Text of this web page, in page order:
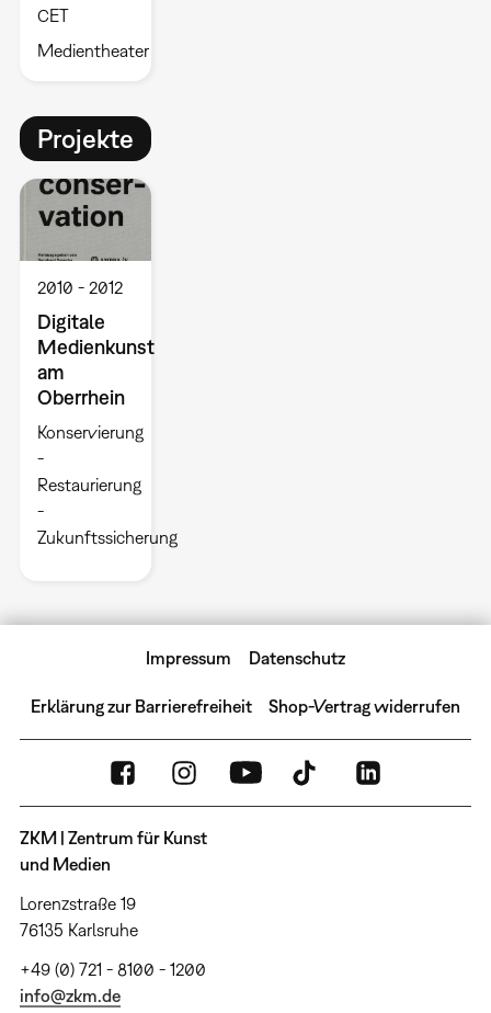
CET
Medientheater
Projekte
2010 2012
Digitale
Medienkunst
am
Oberrhein
Konservierung
-
Restaurierung
-
Zukunftssicherung
Impressum Datenschutz
Erklärung zur Barrierefreiheit Shop-Vertrag widerrufen
ZKM | Zentrum für Kunst
und Medien
Lorenzstraße 19
76135 Karlsruhe
+49 (0) 721 - 8100 - 1200
info@zkm.de